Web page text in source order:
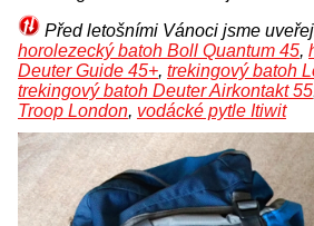
Před letošními Vánoci jsme
horolezecký batoh Boll Quantum 45,
Deuter Guide 45+, trekingový batoh
trekingový batoh Deuter Airkontakt 55
Troop London, vodácké pytle Itiwit